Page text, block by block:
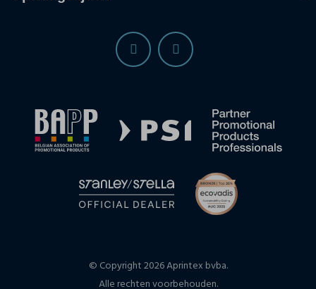
© Copyright 2026 Aprintex bvba.
Alle rechten voorbehouden.